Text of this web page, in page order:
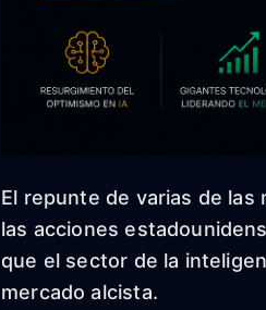
El repunte de varias de
las acciones
que el sector de la
mercado alcista.